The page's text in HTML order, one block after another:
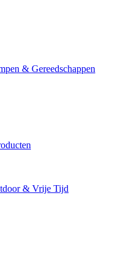
& Gereedschappen
& Vrije Tijd